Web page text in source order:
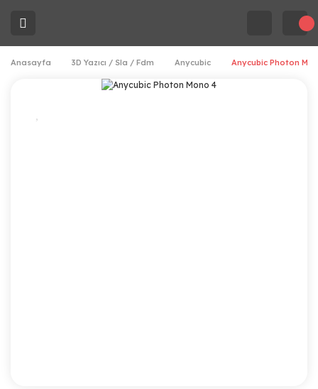
Anasayfa 3D Yazıcı / Sla / Fdm Anycubic Anycubic Photon